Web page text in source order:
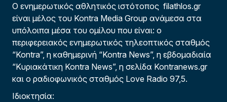
Ο ενημερωτικός αθλητικός ιστότοπος filathlos.gr
είναι μέλος του Kontra Media Group ανάμεσα στα
υπόλοιπα μέσα του ομίλου που είναι: ο
περιφερειακός ενημερωτικός τηλεοπτικός σταθμός
“Kontra”, η καθημερινή “Kontra News”, η εβδομαδιαία
“Κυριακάτικη Kontra News”, η σελίδα Kontranews.gr
και ο ραδιοφωνικός σταθμός Love Radio 97,5.
Ιδιοκτησία: